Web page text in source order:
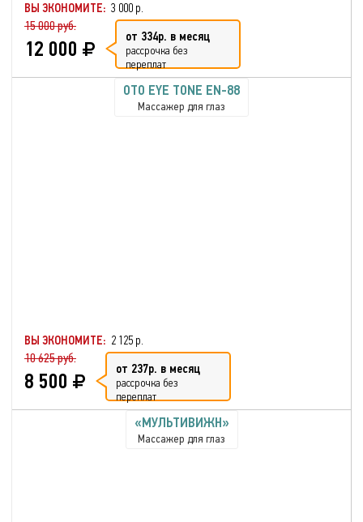
ВЫ ЭКОНОМИТЕ: 3 000 р.
15 000 руб.
12 000 от 334р. в месяц
рассрочка без
переплат
OTO EYE TONE EN-88
Массажер для глаз
ВЫ ЭКОНОМИТЕ: 2 125 р.
10 625 руб.
8 500 от 237р. в месяц
рассрочка без
переплат
«МУЛЬТИВИЖН»
Массажер для глаз